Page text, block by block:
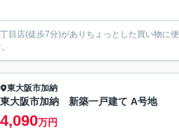
目店(徒歩7分)がありちょっとした買い物に
東大阪市加納
東大阪市加納 新築一戸建て A号地
4,090万円